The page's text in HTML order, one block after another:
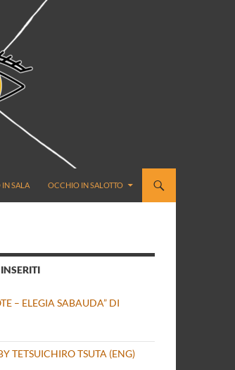
SALA OCCHIO IN SALOTTO
– ELEGIA SABAUDA” DI
TETSUICHIRO TSUTA (ENG)